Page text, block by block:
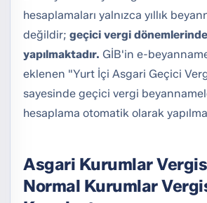
hesaplamaları yalnızca yıllık
değildir; geçici vergi
yapılmaktadır. GİB'in e-
eklenen "Yurt İçi Asgari Geçici
sayesinde geçici vergi
hesaplama otomatik olarak
Asgari Kurumlar
Normal Kurumlar